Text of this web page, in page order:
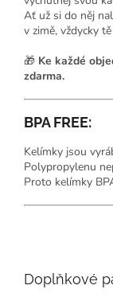
Ať už si do něj
v zimě, vždycky
🎁 Ke každé
zdarma.
BPA FREE:
Kelímky jsou
Polypropylenu
Proto kelímky
e
kDoplňkové